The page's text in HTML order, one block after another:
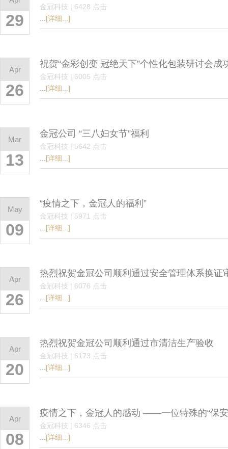
29
金冠科技 | 6428 点击
[详细...]
Apr
26
祝贺“金彩创变 冠绝天下”个性化包装研讨会成
金冠科技 | 6005 点击
[详细...]
Mar
13
金冠公司 “三八妇女节”福利
金冠科技 | 5642 点击
[详细...]
May
09
“疫情之下，金冠人的福利”
金冠科技 | 5971 点击
[详细...]
Apr
26
热烈祝贺金冠公司顺利通过安全管理体系换证
金冠科技 | 6076 点击
[详细...]
Apr
20
热烈祝贺金冠公司顺利通过市清洁生产验收
金冠科技 | 6173 点击
[详细...]
Apr
08
疫情之下，金冠人的感动 ——一位特殊的“保
金冠科技 | 6346 点击
[详细...]